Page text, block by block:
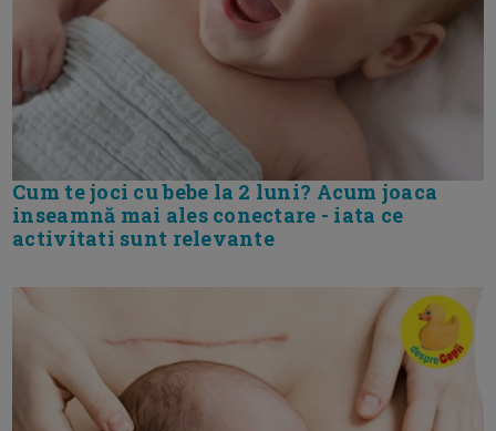
Cum te joci cu bebe la 2 luni? Acum joaca
inseamnă mai ales conectare - iata ce
activitati sunt relevante